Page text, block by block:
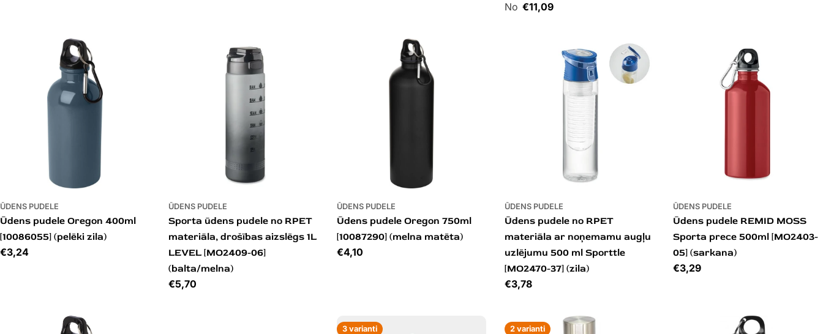
Cena€11,09
ŪDENS PUDELE
Ūdens pudele Oregon 400ml
[10086055] (pelēki zila)
Cena
€3,24
ŪDENS PUDELE
Sporta ūdens pudele no RPET
materiāla, drošības aizslēgs 1L
LEVEL [MO2409-06]
(balta/melna)
Cena
€5,70
ŪDENS PUDELE
Ūdens pudele Oregon 750ml
[10087290] (melna matēta)
Cena
€4,10
ŪDENS PUDELE
Ūdens pudele no RPET
materiāla ar noņemamu augļu
uzlējumu 500 ml Sporttle
[MO2470-37] (zila)
Cena
€3,78
ŪDENS PUDELE
Ūdens pudele REMID MOSS
Sporta prece 500ml [MO2403-
05] (sarkana)
Cena
€3,29
3 varianti 2 varianti